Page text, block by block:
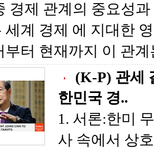
제 관계의 중요성과 연구
과거부터 현재까지 이
(K-P) 관세
한민국 경..
1. 서론:한미
사 속에서 상호 협력과 갈등 을 반